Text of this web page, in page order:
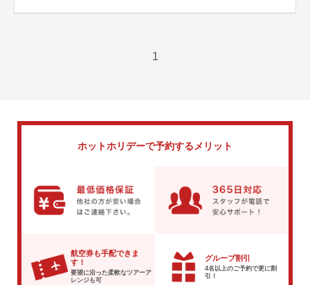
1
ホットホリデーで予約するメリット
航空券も手配できま
す！
要望に沿った柔軟なツアーア
レンジも可
グループ割引
4名以上のご予約で更に割
引！